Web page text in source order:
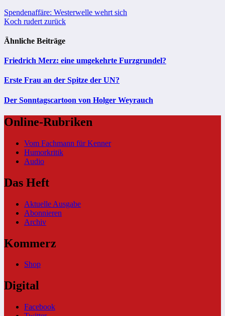
Beitragsnavigation
Spendenaffäre: Westerwelle wehrt sich
Koch rudert zurück
Ähnliche Beiträge
Friedrich Merz: eine umgekehrte Furzgrundel?
Erste Frau an der Spitze der UN?
Der Sonntagscartoon von Holger Weyrauch
Online-Rubriken
Vom Fachmann für Kenner
Humorkritik
Audio
Das Heft
Aktuelle Ausgabe
Abonnieren
Archiv
Kommerz
Shop
Digital
Facebook